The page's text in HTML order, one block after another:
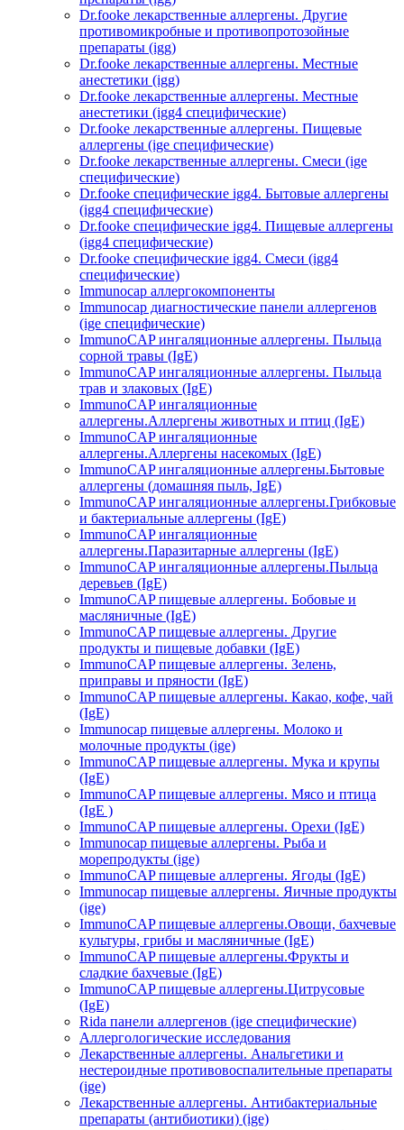
Dr.fooke лекарственные аллергены. Другие
противомикробные и противопротозойные
препараты (igg)
Dr.fooke лекарственные аллергены. Местные
анестетики (igg)
Dr.fooke лекарственные аллергены. Местные
анестетики (igg4 специфические)
Dr.fooke лекарственные аллергены. Пищевые
аллергены (ige специфические)
Dr.fooke лекарственные аллергены. Смеси (ige
специфические)
Dr.fooke специфические igg4. Бытовые аллергены
(igg4 специфические)
Dr.fooke специфические igg4. Пищевые аллергены
(igg4 специфические)
Dr.fooke специфические igg4. Смеси (igg4
специфические)
Immunocap аллергокомпоненты
Immunocap диагностические панели аллергенов
(ige специфические)
ImmunoCAP ингаляционные аллергены. Пыльца
сорной травы (IgE)
ImmunoCAP ингаляционные аллергены. Пыльца
трав и злаковых (IgE)
ImmunoCAP ингаляционные
аллергены.Аллергены животных и птиц (IgE)
ImmunoCAP ингаляционные
аллергены.Аллергены насекомых (IgE)
ImmunoCAP ингаляционные аллергены.Бытовые
аллергены (домашняя пыль, IgЕ)
ImmunoCAP ингаляционные аллергены.Грибковые
и бактериальные аллергены (IgE)
ImmunoCAP ингаляционные
аллергены.Паразитарные аллергены (IgE)
ImmunoCAP ингаляционные аллергены.Пыльца
деревьев (IgE)
ImmunoCAP пищевые аллергены. Бобовые и
масляничные (IgE)
ImmunoCAP пищевые аллергены. Другие
продукты и пищевые добавки (IgE)
ImmunoCAP пищевые аллергены. Зелень,
приправы и пряности (IgE)
ImmunoCAP пищевые аллергены. Какао, кофе, чай
(IgE)
Immunocap пищевые аллергены. Молоко и
молочные продукты (ige)
ImmunoCAP пищевые аллергены. Мука и крупы
(IgE)
ImmunoCAP пищевые аллергены. Мясо и птица
(IgE )
ImmunoCAP пищевые аллергены. Орехи (IgE)
Immunocap пищевые аллергены. Рыба и
морепродукты (ige)
ImmunoCAP пищевые аллергены. Ягоды (IgE)
Immunocap пищевые аллергены. Яичные продукты
(ige)
ImmunoCAP пищевые аллергены.Овощи, бахчевые
культуры, грибы и масляничные (IgE)
ImmunoCAP пищевые аллергены.Фрукты и
сладкие бахчевые (IgE)
ImmunoCAP пищевые аллергены.Цитрусовые
(IgE)
Rida панели аллергенов (ige специфические)
Аллергологические исследования
Лекарственные аллергены. Анальгетики и
нестероидные противовоспалительные препараты
(ige)
Лекарственные аллергены. Антибактериальные
препараты (антибиотики) (ige)